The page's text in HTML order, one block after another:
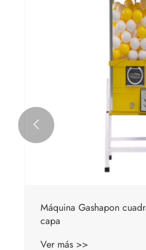
Máquina Gashapon de
rectangular
Ver más >>
